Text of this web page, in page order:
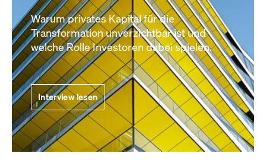
Warum privates Kapital für die
Transformation unverzichtbar ist und
welche Rolle Investoren dabei spielen.
Interview lesen